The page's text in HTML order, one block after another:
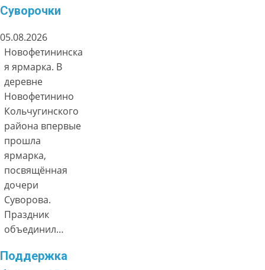
Суворочки
05.08.2026
Новофетининска
я ярмарка. В
деревне
Новофетинино
Кольчугинского
района впервые
прошла
ярмарка,
посвящённая
дочери
Суворова.
Праздник
объединил…
Поддержка